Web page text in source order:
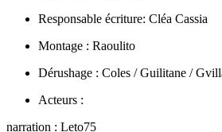
Responsable écriture: Cléa Cassia
Montage : Raoulito
Dérushage : Coles / Guilitane /
Acteurs :
narration : Leto75